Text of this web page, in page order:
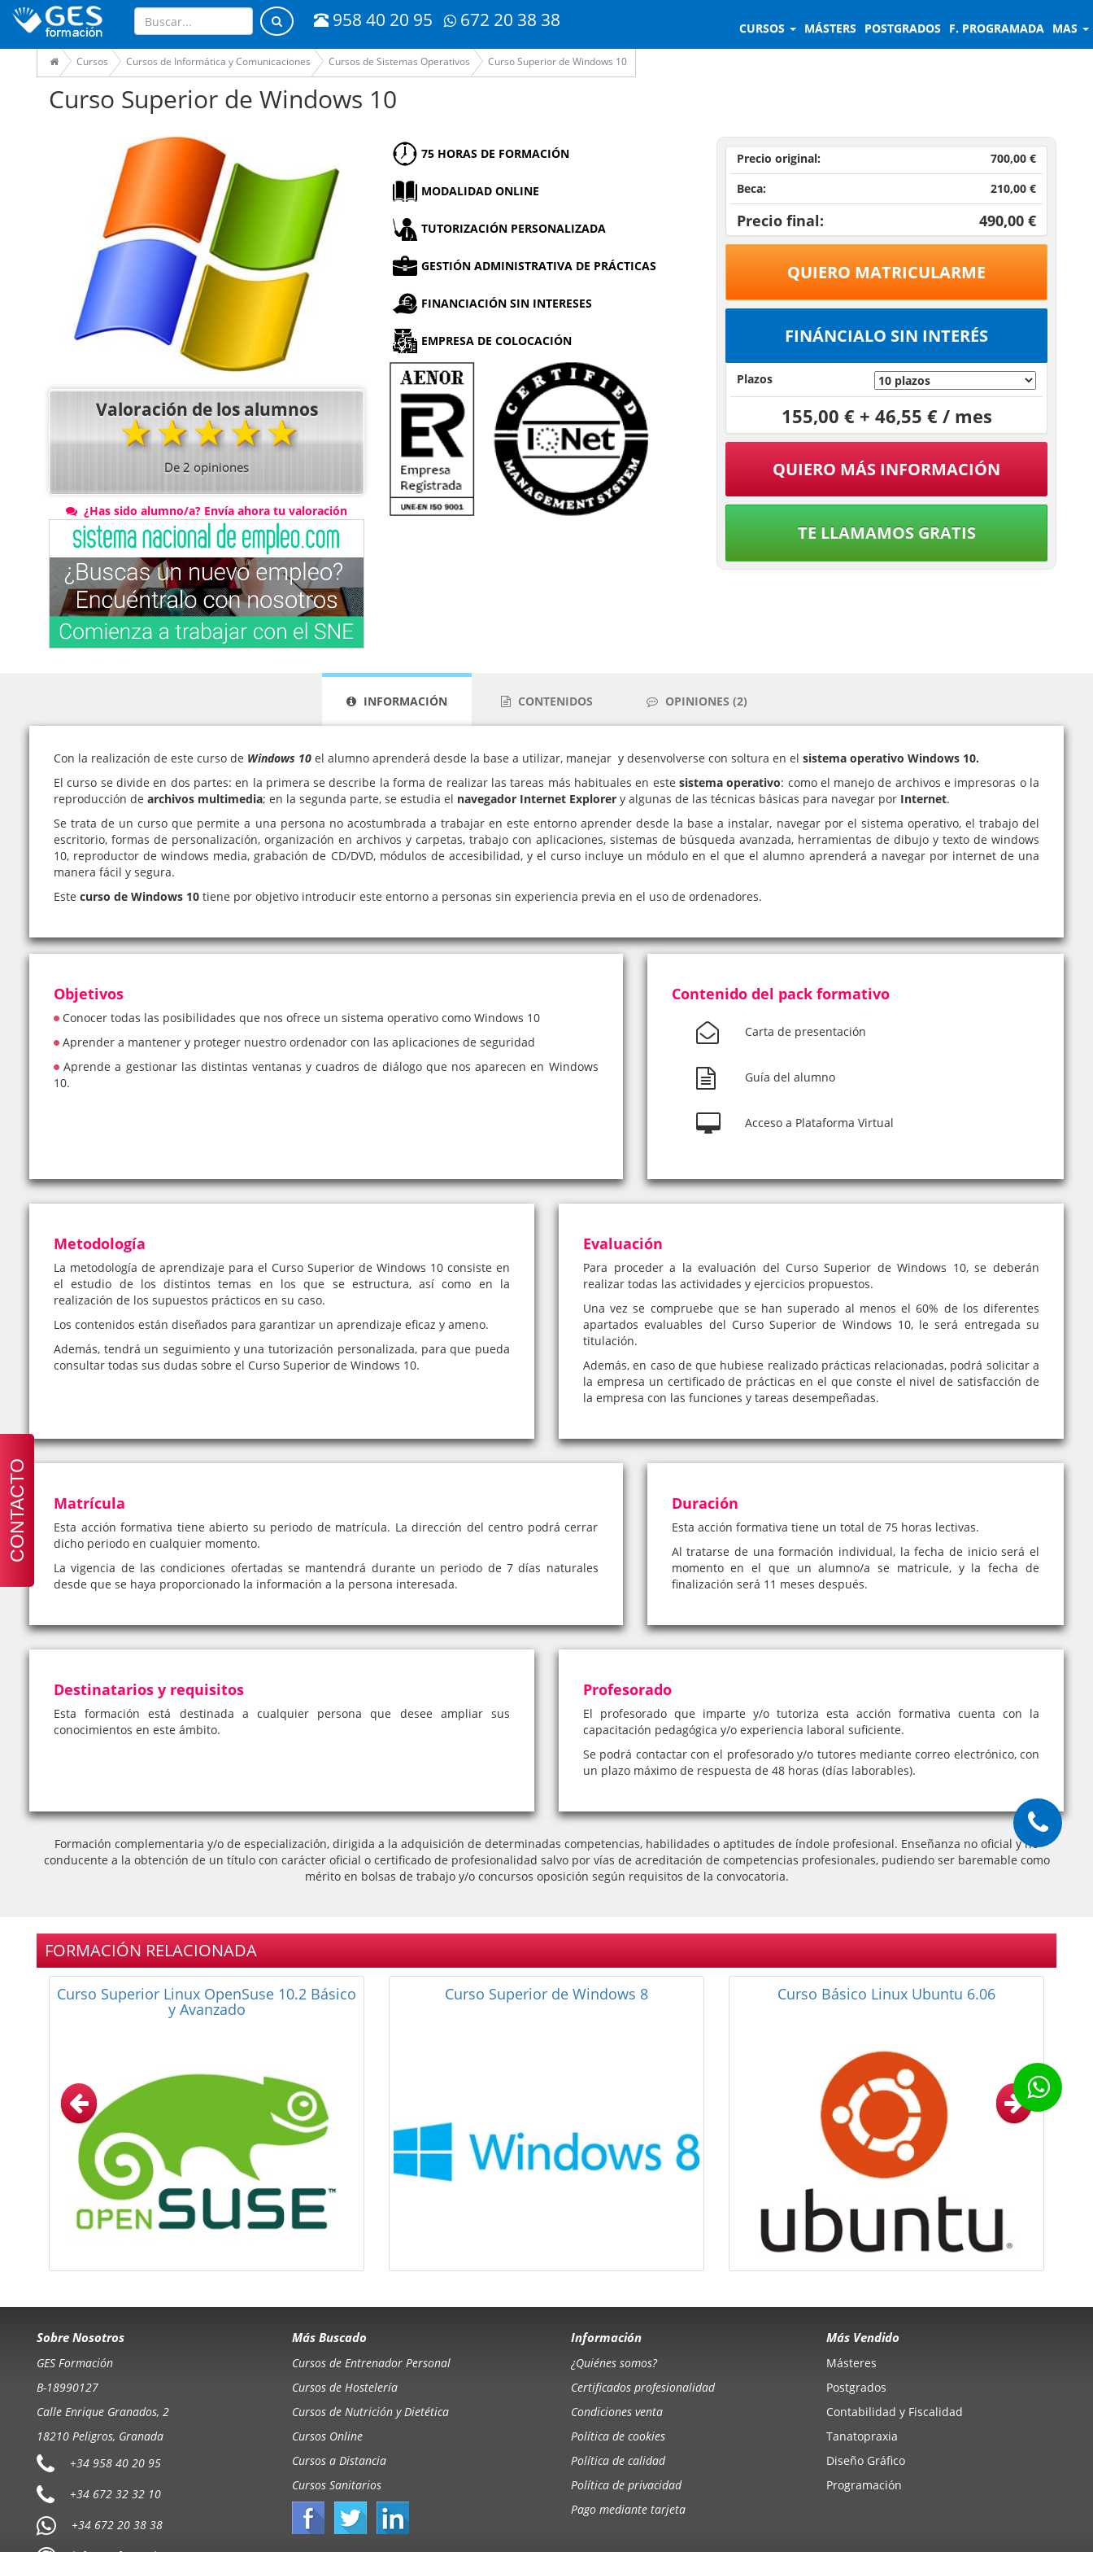
958 40 20 95 672 20 38 38 CURSOS MÁSTERS POSTGRADOS F. PROGRAMADA MAS
Cursos Cursos de Informática y Comunicaciones Cursos de Sistemas Operativos Curso Superior de Windows 10
Curso Superior de Windows 10
Valoración de los alumnos
★★★★★
De 2 opiniones
¿Has sido alumno/a? Envía ahora tu valoración
Precio original:
700,00 €
Beca:
210,00 €
Precio final: 490,00 €
QUIERO MATRICULARME
FINÁNCIALO SIN INTERÉS
Plazos
155,00 € + 46,55 € / mes
QUIERO MÁS INFORMACIÓN
TE LLAMAMOS GRATIS
75 HORAS DE FORMACIÓN
MODALIDAD ONLINE
TUTORIZACIÓN PERSONALIZADA
GESTIÓN ADMINISTRATIVA DE PRÁCTICAS
FINANCIACIÓN SIN INTERESES
EMPRESA DE COLOCACIÓN
INFORMACIÓN CONTENIDOS OPINIONES (2)
Con la realización de este curso de Windows 10 el alumno aprenderá desde la base a utilizar, manejar y desenvolverse con soltura en el sistema operativo Windows 10.
El curso se divide en dos partes: en la primera se describe la forma de realizar las tareas más habituales en este sistema operativo: como el manejo de archivos e impresoras o la
reproducción de archivos multimedia; en la segunda parte, se estudia el navegador Internet Explorer y algunas de las técnicas básicas para navegar por Internet.
Se trata de un curso que permite a una persona no acostumbrada a trabajar en este entorno aprender desde la base a instalar, navegar por el sistema operativo, el trabajo del
escritorio, formas de personalización, organización en archivos y carpetas, trabajo con aplicaciones, sistemas de búsqueda avanzada, herramientas de dibujo y texto de windows
10, reproductor de windows media, grabación de CD/DVD, módulos de accesibilidad, y el curso incluye un módulo en el que el alumno aprenderá a navegar por internet de una
manera fácil y segura.
Este curso de Windows 10 tiene por objetivo introducir este entorno a personas sin experiencia previa en el uso de ordenadores.
Objetivos
Conocer todas las posibilidades que nos ofrece un sistema operativo como Windows 10
Aprender a mantener y proteger nuestro ordenador con las aplicaciones de seguridad
Aprende a gestionar las distintas ventanas y cuadros de diálogo que nos aparecen en Windows
10.
Contenido del pack formativo
Carta de presentación
Guía del alumno
Acceso a Plataforma Virtual
Metodología
La metodología de aprendizaje para el Curso Superior de Windows 10 consiste en
el estudio de los distintos temas en los que se estructura, así como en la
realización de los supuestos prácticos en su caso.
Los contenidos están diseñados para garantizar un aprendizaje eficaz y ameno.
Además, tendrá un seguimiento y una tutorización personalizada, para que pueda
consultar todas sus dudas sobre el Curso Superior de Windows 10.
Evaluación
Para proceder a la evaluación del Curso Superior de Windows 10, se deberán
realizar todas las actividades y ejercicios propuestos.
Una vez se compruebe que se han superado al menos el 60% de los diferentes
apartados evaluables del Curso Superior de Windows 10, le será entregada su
titulación.
Además, en caso de que hubiese realizado prácticas relacionadas, podrá solicitar a
la empresa un certificado de prácticas en el que conste el nivel de satisfacción de
la empresa con las funciones y tareas desempeñadas.
Matrícula
Esta acción formativa tiene abierto su periodo de matrícula. La dirección del centro podrá cerrar
dicho periodo en cualquier momento.
La vigencia de las condiciones ofertadas se mantendrá durante un periodo de 7 días naturales
desde que se haya proporcionado la información a la persona interesada.
Duración
Esta acción formativa tiene un total de 75 horas lectivas.
Al tratarse de una formación individual, la fecha de inicio será el
momento en el que un alumno/a se matricule, y la fecha de
finalización será 11 meses después.
Destinatarios y requisitos
Esta formación está destinada a cualquier persona que desee ampliar sus
conocimientos en este ámbito.
Profesorado
El profesorado que imparte y/o tutoriza esta acción formativa cuenta con la
capacitación pedagógica y/o experiencia laboral suficiente.
Se podrá contactar con el profesorado y/o tutores mediante correo electrónico, con
un plazo máximo de respuesta de 48 horas (días laborables).
Formación complementaria y/o de especialización, dirigida a la adquisición de determinadas competencias, habilidades o aptitudes de índole profesional. Enseñanza no oficial y no
conducente a la obtención de un título con carácter oficial o certificado de profesionalidad salvo por vías de acreditación de competencias profesionales, pudiendo ser baremable como
mérito en bolsas de trabajo y/o concursos oposición según requisitos de la convocatoria.
FORMACIÓN RELACIONADA
Curso Superior de Unix
Sobre Nosotros
GES Formación
B-18990127
Calle Enrique Granados, 2
18210 Peligros, Granada
+34 958 40 20 95
+34 672 32 32 10
+34 672 20 38 38
Más Buscado
Cursos de Entrenador Personal
Cursos de Hostelería
Cursos de Nutrición y Dietética
Cursos Online
Cursos a Distancia
Cursos Sanitarios
Información
¿Quiénes somos?
Certificados profesionalidad
Condiciones venta
Política de cookies
Política de calidad
Política de privacidad
Pago mediante tarjeta
Más Vendido
Másteres
Postgrados
Contabilidad y Fiscalidad
Tanatopraxia
Diseño Gráfico
Programación
CONTACTO